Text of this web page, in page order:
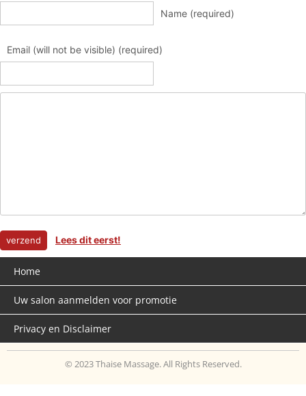
Name (required)
Email (will not be visible) (required)
Lees dit eerst!
Home
Uw salon aanmelden voor promotie
Privacy en Disclaimer
© 2023 Thaise Massage. All Rights Reserved.